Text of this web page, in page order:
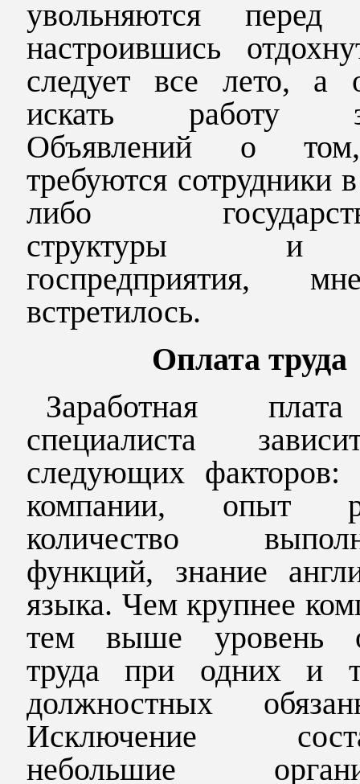
увольняются перед
настроившись
следует все лето, а
искать работу
Объявлений о
требуются сотрудники
либо
структуры
госпредприятия,
встретилось.
Оплата труда
Заработная
специалиста
следующих факторов:
компании, опыт
количество
функций, знание
языка. Чем крупнее
тем выше уровень
труда при одних и
должностных
Исключение
небольшие